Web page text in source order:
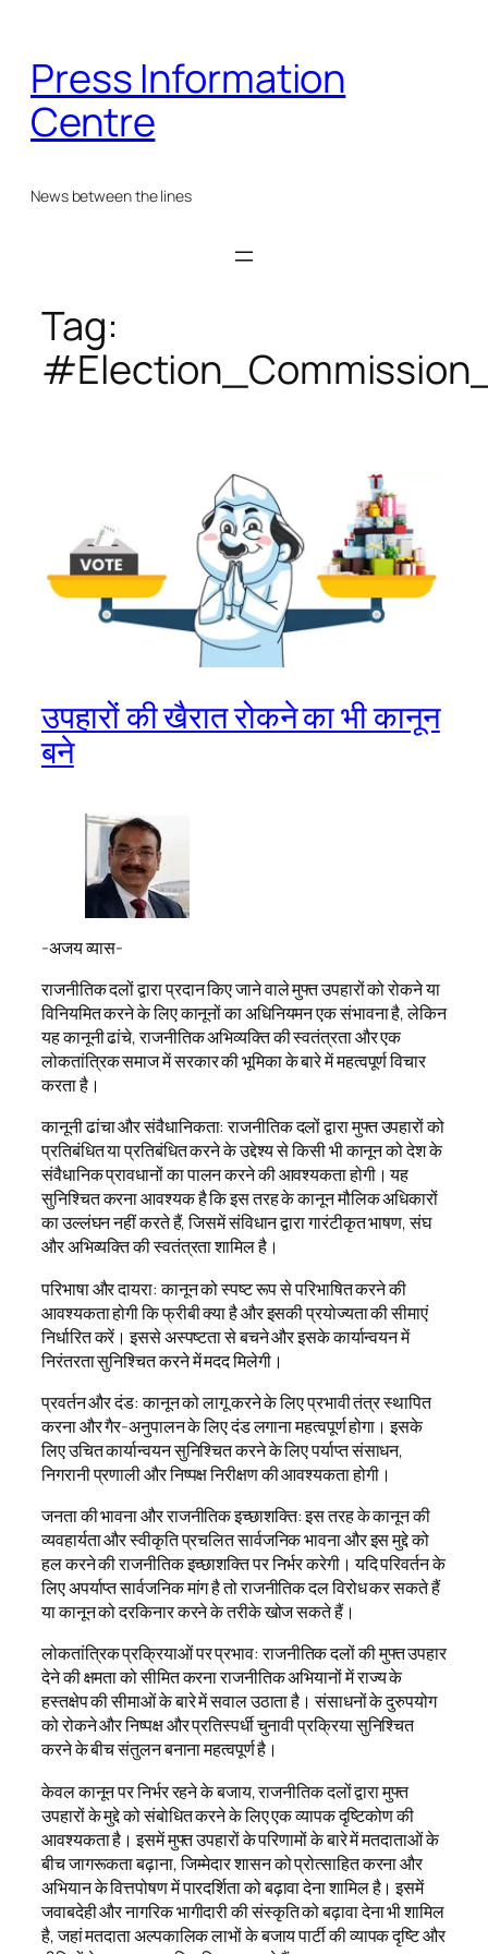
content
Press Information
Centre
News between the lines
Tag:
उपहारों की खैरात रोकने का भी कानून
बने
-अजय व्यास-
राजनीतिक दलों द्वारा प्रदान किए जाने वाले मुफ्त उपहारों को रोकने या
विनियमित करने के लिए कानूनों का अधिनियमन एक संभावना है, लेकिन
यह कानूनी ढांचे, राजनीतिक अभिव्यक्ति की स्वतंत्रता और एक
लोकतांत्रिक समाज में सरकार की भूमिका के बारे में महत्वपूर्ण विचार
करता है।
कानूनी ढांचा और संवैधानिकता: राजनीतिक दलों द्वारा मुफ्त उपहारों को
प्रतिबंधित या प्रतिबंधित करने के उद्देश्य से किसी भी कानून को देश के
संवैधानिक प्रावधानों का पालन करने की आवश्यकता होगी। यह
सुनिश्चित करना आवश्यक है कि इस तरह के कानून मौलिक अधिकारों
का उल्लंघन नहीं करते हैं, जिसमें संविधान द्वारा गारंटीकृत भाषण, संघ
और अभिव्यक्ति की स्वतंत्रता शामिल है।
परिभाषा और दायरा: कानून को स्पष्ट रूप से परिभाषित करने की
आवश्यकता होगी कि फ्रीबी क्या है और इसकी प्रयोज्यता की सीमाएं
निर्धारित करें। इससे अस्पष्टता से बचने और इसके कार्यान्वयन में
निरंतरता सुनिश्चित करने में मदद मिलेगी।
प्रवर्तन और दंड: कानून को लागू करने के लिए प्रभावी तंत्र स्थापित
करना और गैर-अनुपालन के लिए दंड लगाना महत्वपूर्ण होगा। इसके
लिए उचित कार्यान्वयन सुनिश्चित करने के लिए पर्याप्त संसाधन,
निगरानी प्रणाली और निष्पक्ष निरीक्षण की आवश्यकता होगी।
जनता की भावना और राजनीतिक इच्छाशक्ति: इस तरह के कानून की
व्यवहार्यता और स्वीकृति प्रचलित सार्वजनिक भावना और इस मुद्दे को
हल करने की राजनीतिक इच्छाशक्ति पर निर्भर करेगी। यदि परिवर्तन के
लिए अपर्याप्त सार्वजनिक मांग है तो राजनीतिक दल विरोध कर सकते हैं
या कानून को दरकिनार करने के तरीके खोज सकते हैं।
लोकतांत्रिक प्रक्रियाओं पर प्रभाव: राजनीतिक दलों की मुफ्त उपहार
देने की क्षमता को सीमित करना राजनीतिक अभियानों में राज्य के
हस्तक्षेप की सीमाओं के बारे में सवाल उठाता है। संसाधनों के दुरुपयोग
को रोकने और निष्पक्ष और प्रतिस्पर्धी चुनावी प्रक्रिया सुनिश्चित
करने के बीच संतुलन बनाना महत्वपूर्ण है।
केवल कानून पर निर्भर रहने के बजाय, राजनीतिक दलों द्वारा मुफ्त
उपहारों के मुद्दे को संबोधित करने के लिए एक व्यापक दृष्टिकोण की
आवश्यकता है। इसमें मुफ्त उपहारों के परिणामों के बारे में मतदाताओं के
बीच जागरूकता बढ़ाना, जिम्मेदार शासन को प्रोत्साहित करना और
अभियान के वित्तपोषण में पारदर्शिता को बढ़ावा देना शामिल है। इसमें
जवाबदेही और नागरिक भागीदारी की संस्कृति को बढ़ावा देना भी शामिल
है, जहां मतदाता अल्पकालिक लाभों के बजाय पार्टी की व्यापक दृष्टि और